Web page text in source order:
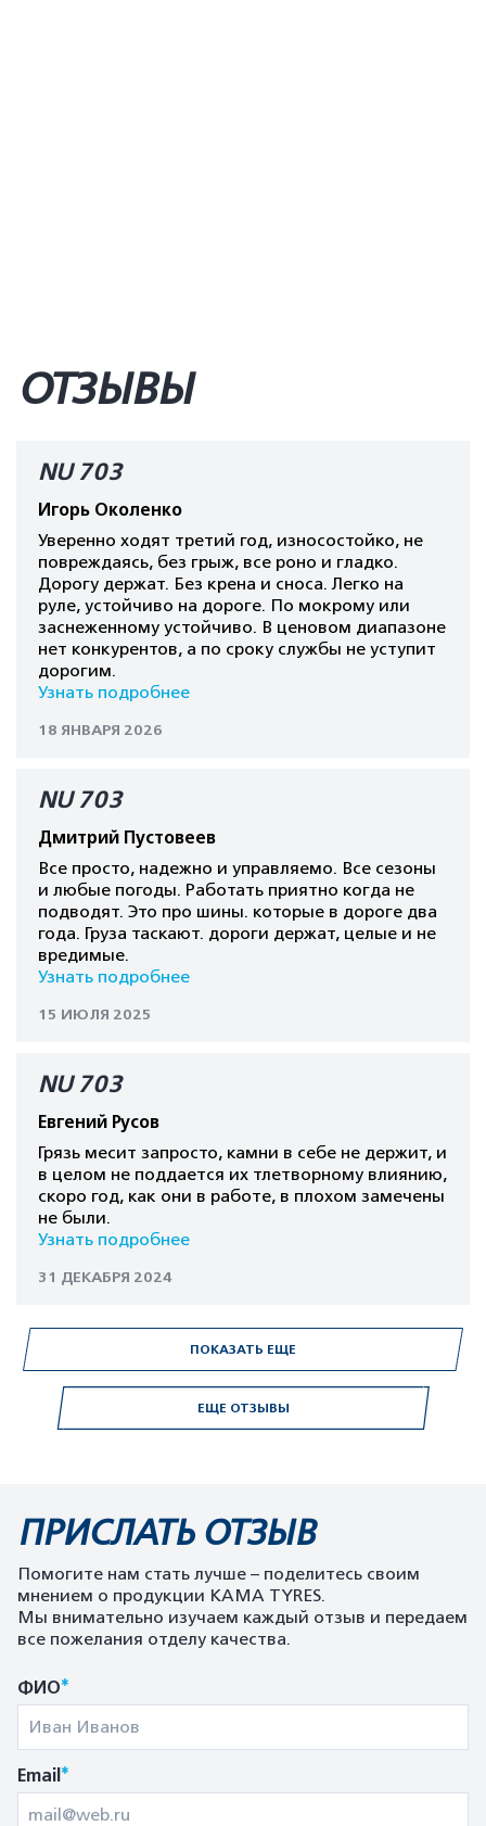
ЕЩЕ ОТЗЫВЫ
ОТЗЫВЫ
NU 703
Игорь Околенко
Уверенно ходят третий год, износостойко, не
повреждаясь, без грыж, все роно и гладко.
Дорогу держат. Без крена и сноса. Легко на
руле, устойчиво на дороге. По мокрому или
заснеженному устойчиво. В ценовом диапазоне
нет конкурентов, а по сроку службы не уступит
дорогим.
Узнать подробнее
18 ЯНВАРЯ 2026
NU 703
Дмитрий Пустовеев
Все просто, надежно и управляемо. Все сезоны
и любые погоды. Работать приятно когда не
подводят. Это про шины. которые в дороге два
года. Груза таскают. дороги держат, целые и не
вредимые.
Узнать подробнее
15 ИЮЛЯ 2025
NU 703
Евгений Русов
Грязь месит запросто, камни в себе не держит, и
в целом не поддается их тлетворному влиянию,
скоро год, как они в работе, в плохом замечены
не были.
Узнать подробнее
31 ДЕКАБРЯ 2024
ПОКАЗАТЬ ЕЩЕ
ПРИСЛАТЬ ОТЗЫВ
Помогите нам стать лучше – поделитесь своим
мнением о продукции KAMA TYRES.
Мы внимательно изучаем каждый отзыв и передаем
все пожелания отделу качества.
ФИО*
Email*